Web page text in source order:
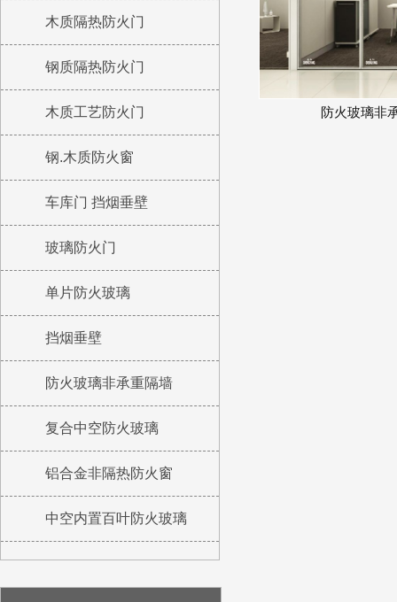
木质隔热防火门
钢质隔热防火门
木质工艺防火门
钢.木质防火窗
车库门 挡烟垂壁
玻璃防火门
单片防火玻璃
挡烟垂壁
防火玻璃非承重隔墙
复合中空防火玻璃
铝合金非隔热防火窗
中空内置百叶防火玻璃
防火玻璃非